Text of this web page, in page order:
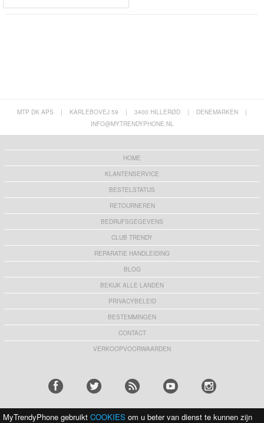
MTP DK APS | KARLEBOVEJ 59 | 3400 HILLERØD | DENEMARKEN
|
INFO@MYTRENDYPHONE.NL
HOME
KLANTENSERVICE
BESTELSTATUS
RETOURNEREN
BEDRIJFSGEGEVENS
CLUB TRENDY
REPARATIE HANDLEIDING
BLOG
BEKIJK ALLE LANDEN
PRIVACYBELEID
BESTEMMINGEN
CONTACT
VERKOOPVOORWAARDEN
MyTrendyPhone gebruikt COOKIES om u beter van dienst te kunnen zijn